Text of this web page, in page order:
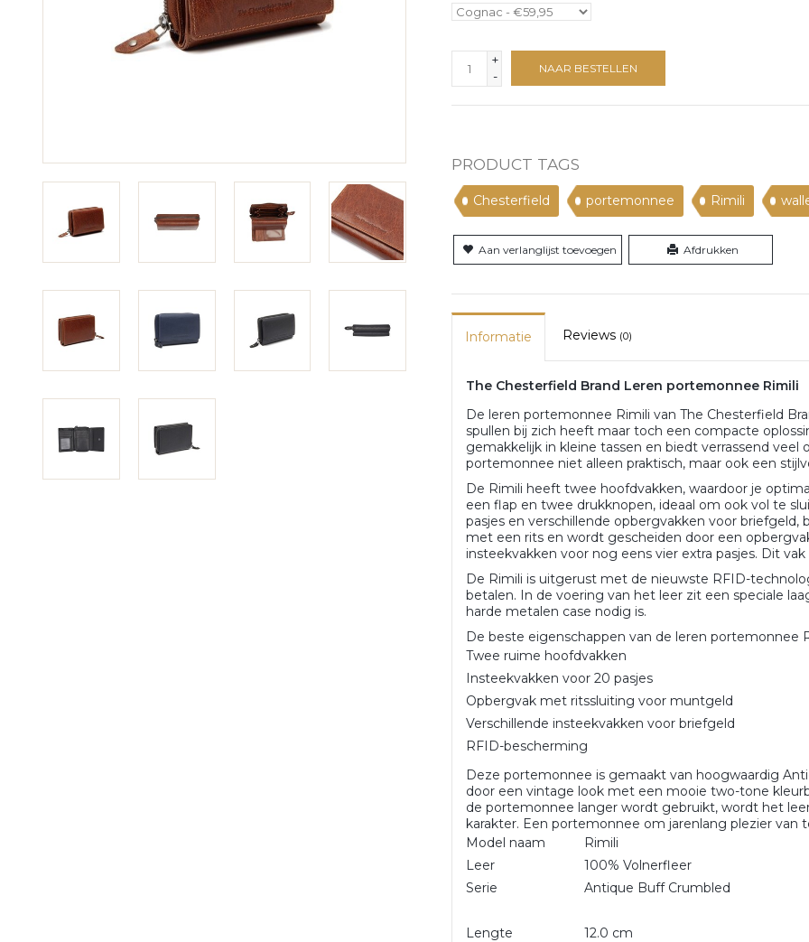
+
-
NAAR BESTELLEN
PRODUCT TAGS
Chesterfield portemonnee Rimili
Aan verlanglijst toevoegen Afdrukken
Informatie Reviews (0)
The Chesterfield Brand Leren portemonnee Rimili
De leren portemonnee Rimili van The Chesterfield
spullen bij zich heeft maar toch een compacte
gemakkelijk in kleine tassen en biedt verrassend
portemonnee niet alleen praktisch, maar ook een
De Rimili heeft twee hoofdvakken, waardoor je
een flap en twee drukknopen, ideaal om ook vol te
pasjes en verschillende opbergvakken voor
met een rits en wordt gescheiden door een
insteekvakken voor nog eens vier extra pasjes. Dit
De Rimili is uitgerust met de nieuwste RFID-
betalen. In de voering van het leer zit een speciale
harde metalen case nodig is.
De beste eigenschappen van de leren portemonnee
Twee ruime hoofdvakken
Insteekvakken voor 20 pasjes
Opbergvak met ritssluiting voor muntgeld
Verschillende insteekvakken voor briefgeld
RFID-bescherming
Deze portemonnee is gemaakt van hoogwaardig
door een vintage look met een mooie two-tone
de portemonnee langer wordt gebruikt, wordt het
karakter. Een portemonnee om jarenlang plezier van
Model naam
Rimili
Leer
100% Volnerfleer
Serie
Antique Buff Crumbled
Lengte
12.0 cm